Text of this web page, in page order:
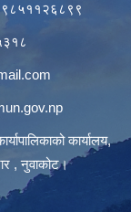
९८५११२६८९९
कार्यालय,
, नुवाकोट।